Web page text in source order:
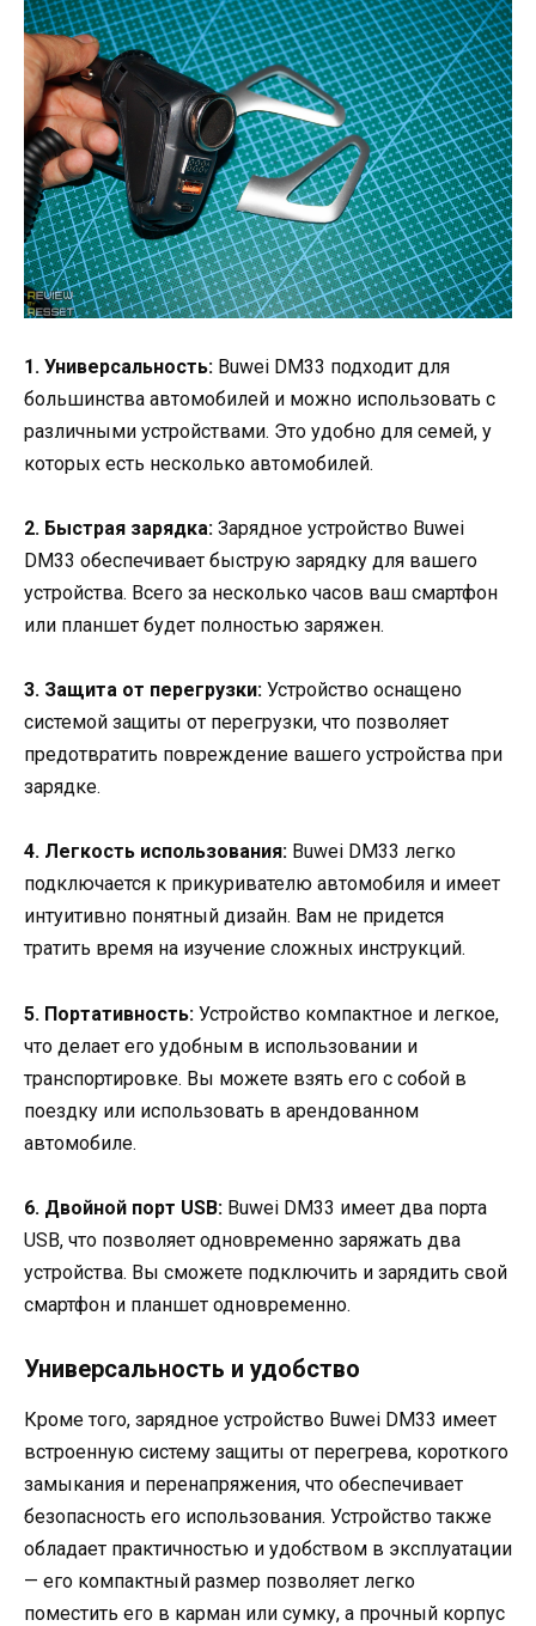
1. Универсальность: Buwei DM33 подходит для
большинства автомобилей и можно использовать с
различными устройствами. Это удобно для семей, у
которых есть несколько автомобилей.
2. Быстрая зарядка: Зарядное устройство Buwei
DM33 обеспечивает быструю зарядку для вашего
устройства. Всего за несколько часов ваш смартфон
или планшет будет полностью заряжен.
3. Защита от перегрузки: Устройство оснащено
системой защиты от перегрузки, что позволяет
предотвратить повреждение вашего устройства при
зарядке.
4. Легкость использования: Buwei DM33 легко
подключается к прикуривателю автомобиля и имеет
интуитивно понятный дизайн. Вам не придется
тратить время на изучение сложных инструкций.
5. Портативность: Устройство компактное и легкое,
что делает его удобным в использовании и
транспортировке. Вы можете взять его с собой в
поездку или использовать в арендованном
автомобиле.
6. Двойной порт USB: Buwei DM33 имеет два порта
USB, что позволяет одновременно заряжать два
устройства. Вы сможете подключить и зарядить свой
смартфон и планшет одновременно.
Универсальность и удобство
Кроме того, зарядное устройство Buwei DM33 имеет
встроенную систему защиты от перегрева, короткого
замыкания и перенапряжения, что обеспечивает
безопасность его использования. Устройство также
обладает практичностью и удобством в эксплуатации
— его компактный размер позволяет легко
поместить его в карман или сумку, а прочный корпус